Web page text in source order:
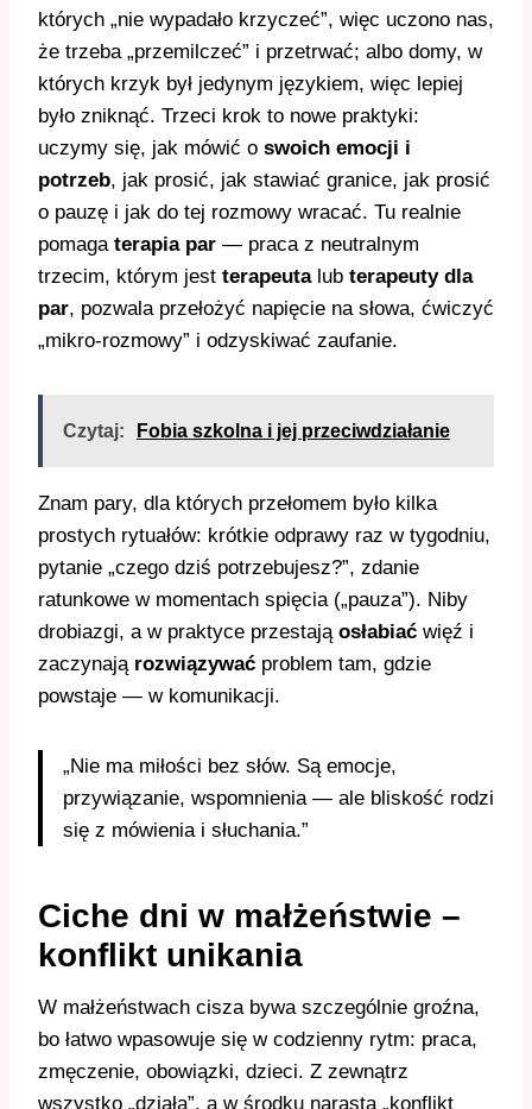
których „nie wypadało krzyczeć”, więc uczono nas,
że trzeba „przemilczeć” i przetrwać; albo domy, w
których krzyk był jedynym językiem, więc lepiej
było zniknąć. Trzeci krok to nowe praktyki:
uczymy się, jak mówić o swoich emocji i
potrzeb, jak prosić, jak stawiać granice, jak prosić
o pauzę i jak do tej rozmowy wracać. Tu realnie
pomaga terapia par — praca z neutralnym
trzecim, którym jest terapeutalub terapeuty dla
par, pozwala przełożyć napięcie na słowa, ćwiczyć
„mikro-rozmowy” i odzyskiwać zaufanie.
Czytaj: Fobia szkolna i jej przeciwdziałanie
Znam pary, dla których przełomem było kilka
prostych rytuałów: krótkie odprawy raz w tygodniu,
pytanie „czego dziś potrzebujesz?”, zdanie
ratunkowe w momentach spięcia („pauza”). Niby
drobiazgi, a w praktyce przestają osłabiać więź i
zaczynają rozwiązywać problem tam, gdzie
powstaje — w komunikacji.
„Nie ma miłości bez słów. Są emocje,
przywiązanie, wspomnienia — ale bliskość rodzi
się z mówienia i słuchania.”
Ciche dni w małżeństwie –
konflikt unikania
W małżeństwach cisza bywa szczególnie groźna,
bo łatwo wpasowuje się w codzienny rytm: praca,
zmęczenie, obowiązki, dzieci. Z zewnątrz
wszystko „działa”, a w środku narasta „konflikt